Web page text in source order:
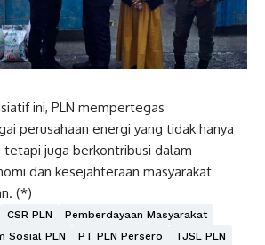
ini, PLN mempertegas
perusahaan energi yang tidak hanya
tetapi juga berkontribusi dalam
dan kesejahteraan masyarakat
(*)
CSR PLN
Pemberdayaan Masyarakat
Sosial PLN PT PLN Persero
TJSL PLN